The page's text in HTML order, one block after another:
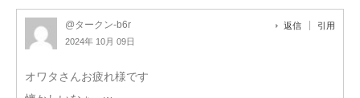
@タークン-b6r
2024年 10月 09日
返信 引用
オワタさんお疲れ様です